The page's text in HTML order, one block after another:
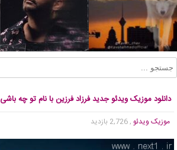
دانلود موزیک ویدئو جدید فرزاد فرزین با نام تو چه باشی
موزیک ویدئو , 2,726 بازدید